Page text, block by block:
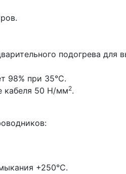
подогрева для
98% при 35°С.
кабеля 50 Н/мм2.
+250°С.